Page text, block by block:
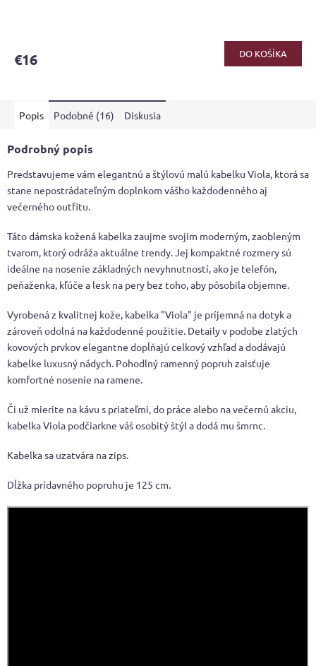
€16 DO KOŠÍKA
Popis Podobné (16) Diskusia
Podrobný popis
Predstavujeme vám elegantnú a štýlovú malú kabelku Viola, ktorá sa
stane nepostrádateľným doplnkom vášho každodenného aj
večerného outfitu.
Táto dámska kožená kabelka zaujme svojim moderným, zaobleným
tvarom, ktorý odráža aktuálne trendy. Jej kompaktné rozmery sú
ideálne na nosenie základných nevyhnutností, ako je telefón,
peňaženka, kľúče a lesk na pery bez toho, aby pôsobila objemne.
Vyrobená z kvalitnej kože, kabelka "Viola" je príjemná na dotyk a
zároveň odolná na každodenné použitie. Detaily v podobe zlatých
kovových prvkov elegantne dopĺňajú celkový vzhľad a dodávajú
kabelke luxusný nádych. Pohodlný ramenný popruh zaisťuje
komfortné nosenie na ramene.
Či už mierite na kávu s priateľmi, do práce alebo na večernú akciu,
kabelka Viola podčiarkne váš osobitý štýl a dodá mu šmrnc.
Kabelka sa uzatvára na zips.
Dĺžka prídavného popruhu je 125 cm.